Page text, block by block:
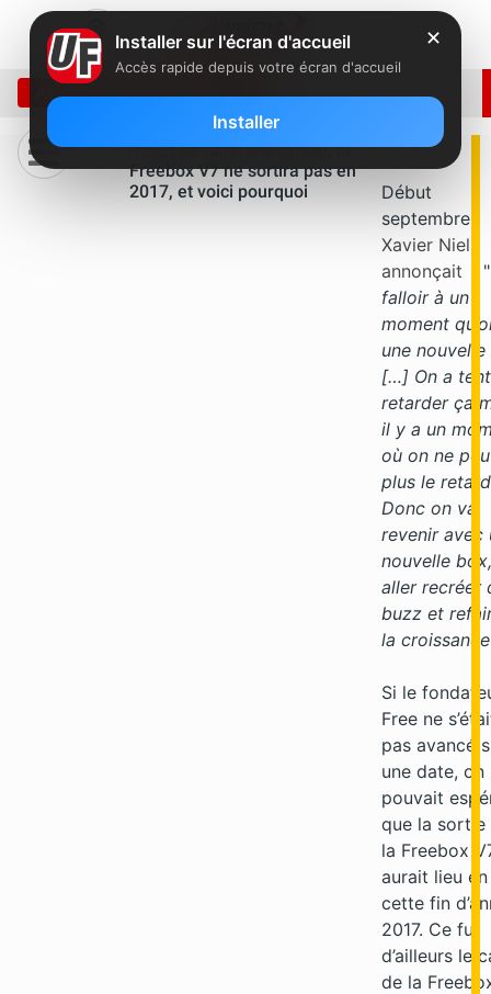
ARCHIVE: NOVEMBRE 2017
Il faut se faire une raison, la
Freebox V7 ne sortira pas en
2017, et voici pourquoi
Début
septembre
Xavier Niel
annonçait
:
falloir à un
moment
une
[…] On a
retarder ça
il y a un
où on ne
plus le
Donc on va
revenir avec
nouvelle
aller recréer
buzz et
la
Si le
Free ne
pas avancé
une date, on
pouvait
que la sortie
la Freebox
aurait lieu en
cette fin
2017. Ce fut
d’ailleurs le
de la
✕
Installer sur l'écran d'accueil
Accès rapide depuis votre écran d'accueil
Installer